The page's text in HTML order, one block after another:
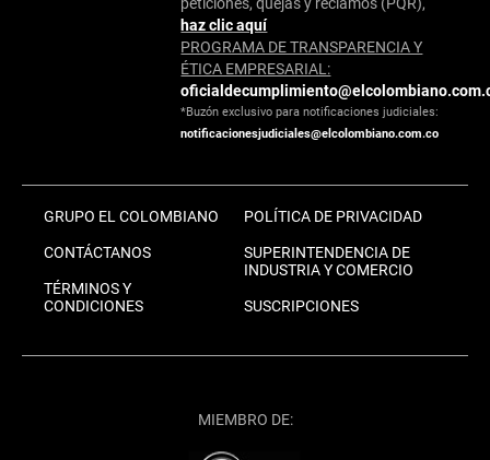
haz clic aquí
PROGRAMA DE TRANSPARENCIA Y
ÉTICA EMPRESARIAL:
*Buzón exclusivo para notificaciones judiciales:
notificacionesjudiciales@elcolombiano.com.co
GRUPO EL COLOMBIANO
CONTÁCTANOS
TÉRMINOS Y
CONDICIONES
POLÍTICA DE PRIVACIDAD
SUPERINTENDENCIA DE
INDUSTRIA Y COMERCIO
SUSCRIPCIONES
MIEMBRO DE: